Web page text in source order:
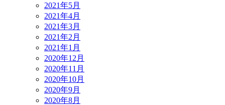
2021年5月
2021年4月
2021年3月
2021年2月
2021年1月
2020年12月
2020年11月
2020年10月
2020年9月
2020年8月